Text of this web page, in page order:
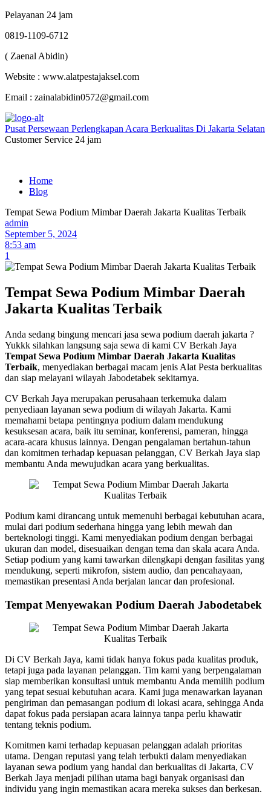
Pelayanan 24 jam
0819-1109-6712
( Zaenal Abidin)
Website : www.alatpestajaksel.com
Email : zainalabidin0572@gmail.com
Pusat Persewaan Perlengkapan Acara Berkualitas Di Jakarta Selatan
Customer Service 24 jam
Home
Blog
Tempat Sewa Podium Mimbar Daerah Jakarta Kualitas Terbaik
admin
September 5, 2024
8:53 am
1
Tempat Sewa Podium Mimbar Daerah
Jakarta Kualitas Terbaik
Anda sedang bingung mencari jasa sewa podium daerah jakarta ?
Yukkk silahkan langsung saja sewa di kami CV Berkah Jaya
Tempat Sewa Podium Mimbar Daerah Jakarta Kualitas
Terbaik, menyediakan berbagai macam jenis Alat Pesta berkualitas
dan siap melayani wilayah Jabodetabek sekitarnya.
CV Berkah Jaya merupakan perusahaan terkemuka dalam
penyediaan layanan sewa podium di wilayah Jakarta. Kami
memahami betapa pentingnya podium dalam mendukung
kesuksesan acara, baik itu seminar, konferensi, pameran, hingga
acara-acara khusus lainnya. Dengan pengalaman bertahun-tahun
dan komitmen terhadap kepuasan pelanggan, CV Berkah Jaya siap
membantu Anda mewujudkan acara yang berkualitas.
Podium kami dirancang untuk memenuhi berbagai kebutuhan acara,
mulai dari podium sederhana hingga yang lebih mewah dan
berteknologi tinggi. Kami menyediakan podium dengan berbagai
ukuran dan model, disesuaikan dengan tema dan skala acara Anda.
Setiap podium yang kami tawarkan dilengkapi dengan fasilitas yang
mendukung, seperti mikrofon, sistem audio, dan pencahayaan,
memastikan presentasi Anda berjalan lancar dan profesional.
Tempat Menyewakan Podium Daerah Jabodetabek
Di CV Berkah Jaya, kami tidak hanya fokus pada kualitas produk,
tetapi juga pada layanan pelanggan. Tim kami yang berpengalaman
siap memberikan konsultasi untuk membantu Anda memilih podium
yang tepat sesuai kebutuhan acara. Kami juga menawarkan layanan
pengiriman dan pemasangan podium di lokasi acara, sehingga Anda
dapat fokus pada persiapan acara lainnya tanpa perlu khawatir
tentang teknis podium.
Komitmen kami terhadap kepuasan pelanggan adalah prioritas
utama. Dengan reputasi yang telah terbukti dalam menyediakan
layanan sewa podium yang handal dan berkualitas di Jakarta, CV
Berkah Jaya menjadi pilihan utama bagi banyak organisasi dan
individu yang ingin memastikan acara mereka sukses dan berkesan.